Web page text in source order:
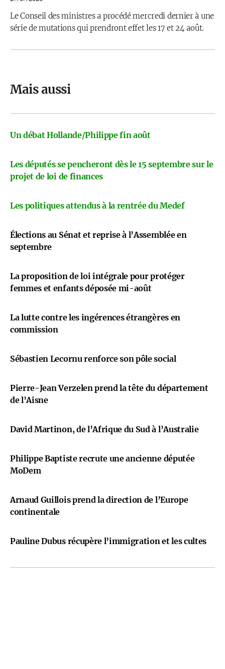
Le Conseil des ministres a procédé mercredi dernier à une
série de mutations qui prendront effet les 17 et 24 août.
Mais aussi
Un débat Hollande/Philippe fin août
Les députés se pencheront dès le 15 septembre sur le
projet de loi de finances
Les politiques attendus à la rentrée du Medef
Élections au Sénat et reprise à l’Assemblée en
septembre
La proposition de loi intégrale pour protéger
femmes et enfants déposée mi-août
La lutte contre les ingérences étrangères en
commission
Sébastien Lecornu renforce son pôle social
Pierre-Jean Verzelen prend la tête du département
de l’Aisne
David Martinon, de l’Afrique du Sud à l’Australie
Philippe Baptiste recrute une ancienne députée
MoDem
Arnaud Guillois prend la direction de l’Europe
continentale
Pauline Dubus récupère l’immigration et les cultes